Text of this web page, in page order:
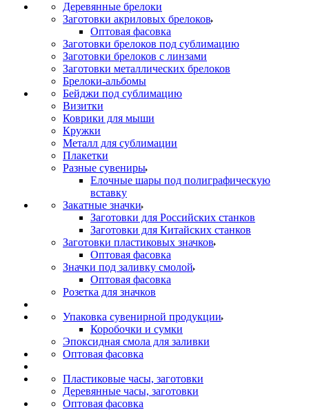
Деревянные брелоки
Заготовки акриловых брелоков
Оптовая фасовка
Заготовки брелоков под сублимацию
Заготовки брелоков с линзами
Заготовки металлических брелоков
Брелоки-альбомы
Бейджи под сублимацию
Визитки
Коврики для мыши
Кружки
Металл для сублимации
Плакетки
Разные сувениры
Елочные шары под полиграфическую
вставку
Закатные значки
Заготовки для Российских станков
Заготовки для Китайских станков
Заготовки пластиковых значков
Оптовая фасовка
Значки под заливку смолой
Оптовая фасовка
Розетка для значков
Упаковка сувенирной продукции
Коробочки и сумки
Эпоксидная смола для заливки
Оптовая фасовка
Пластиковые часы, заготовки
Деревянные часы, заготовки
Оптовая фасовка